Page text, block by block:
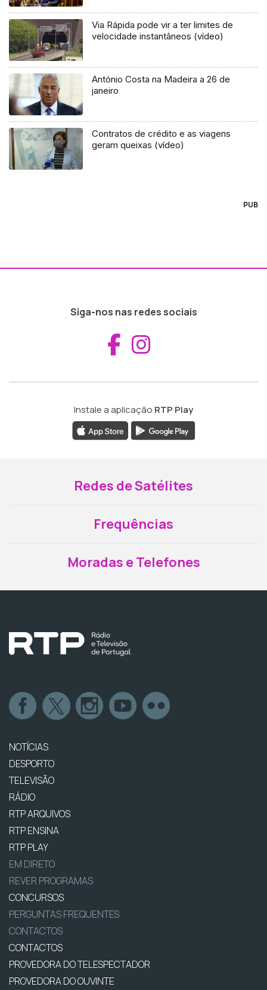
Via Rápida pode vir a ter limites de
velocidade instantâneos (vídeo)
António Costa na Madeira a 26 de
janeiro
Contratos de crédito e as viagens
geram queixas (vídeo)
PUB
Siga-nos nas redes sociais
Aceder ao
Instale a aplicação RTP Play
Redes de Satélites
Frequências
Moradas e Telefones
NOTÍCIAS
DESPORTO
TELEVISÃO
RÁDIO
RTP ARQUIVOS
RTP ENSINA
RTP PLAY
EM DIRETO
REVER PROGRAMAS
CONCURSOS
PERGUNTAS FREQUENTES
CONTACTOS
CONTACTOS
PROVEDORA DO TELESPECTADOR
PROVEDORA DO OUVINTE